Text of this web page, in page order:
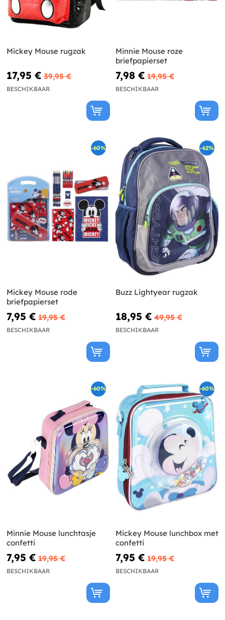
Mickey Mouse rugzak
17,95 € 39,95 €
BESCHIKBAAR
Minnie Mouse roze
briefpapierset
7,98 € 19,95 €
BESCHIKBAAR
-60%
Mickey Mouse rode
briefpapierset
7,95 € 19,95 €
BESCHIKBAAR
-62%
Buzz Lightyear rugzak
18,95 € 49,95 €
BESCHIKBAAR
-60%
Minnie Mouse lunchtasje
confetti
7,95 € 19,95 €
BESCHIKBAAR
-60%
Mickey Mouse lunchbox met
confetti
7,95 € 19,95 €
BESCHIKBAAR